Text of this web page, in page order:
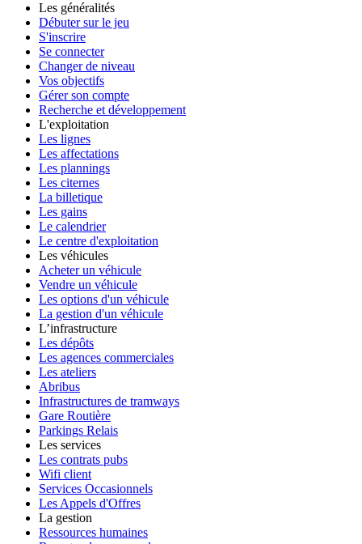
Les généralités
Débuter sur le jeu
S'inscrire
Se connecter
Changer de niveau
Vos objectifs
Gérer son compte
Recherche et développement
L'exploitation
Les lignes
Les affectations
Les plannings
Les citernes
La billetique
Les gains
Le calendrier
Le centre d'exploitation
Les véhicules
Acheter un véhicule
Vendre un véhicule
Les options d'un véhicule
La gestion d'un véhicule
L’infrastructure
Les dépôts
Les agences commerciales
Les ateliers
Abribus
Infrastructures de tramways
Gare Routière
Parkings Relais
Les services
Les contrats pubs
Wifi client
Services Occasionnels
Les Appels d'Offres
La gestion
Ressources humaines